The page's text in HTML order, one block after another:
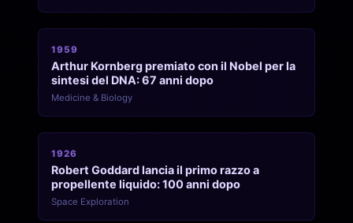
1959
Arthur Kornberg premiato con il Nobel per la
sintesi del DNA: 67 anni dopo
Medicine & Biology
1926
Robert Goddard lancia il primo razzo a
propellente liquido: 100 anni dopo
Space Exploration